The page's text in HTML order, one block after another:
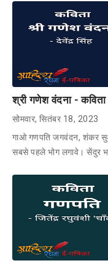
श्री गणेश वंदना -
सोमवार, सितंबर 18, 2023
गाओ गणपति जगवंदन, शंकर
सबसे पहले भोग लगावे। सेंदुर